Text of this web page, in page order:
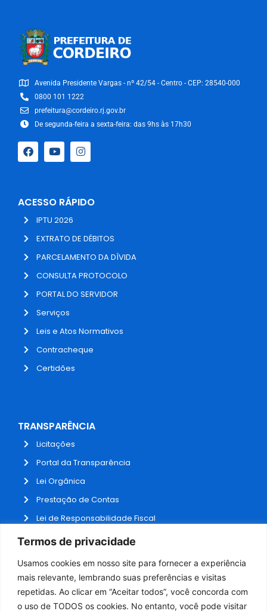
Termos de privacidade
Usamos cookies em nosso site para fornecer a experiência
mais relevante, lembrando suas preferências e visitas
repetidas. Ao clicar em “Aceitar todos”, você concorda com
o uso de TODOS os cookies. No entanto, você pode visitar
Avenida Presidente Vargas - nº 42/54 - Centro - CEP: 28540-000
0800 101 1222
prefeitura@cordeiro.rj.gov.br
De segunda-feira a sexta-feira: das 9hs às 17h30
ACESSO RÁPIDO
IPTU 2026
EXTRATO DE DÉBITOS
PARCELAMENTO DA DÍVIDA
CONSULTA PROTOCOLO
PORTAL DO SERVIDOR
Serviços
Leis e Atos Normativos
Contracheque
Certidões
TRANSPARÊNCIA
Licitações
Portal da Transparência
Lei Orgânica
Prestação de Contas
Lei de Responsabilidade Fiscal
Receitas e Despesas
Fale Conosco
ADMINISTRAÇÃO